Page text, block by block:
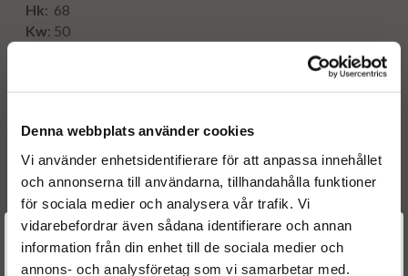
Denna webbplats använder cookies
Vi använder enhetsidentifierare för att anpassa innehållet
och annonserna till användarna, tillhandahålla funktioner
för sociala medier och analysera vår trafik. Vi
vidarebefordrar även sådana identifierare och annan
information från din enhet till de sociala medier och
annons- och analysföretag som vi samarbetar med.
Hk: 68
Kw: 50
Originalnummer:
0 986 435 143
0 445 110 252
0986435143
0445110252
OE nummer:
Välkommen till